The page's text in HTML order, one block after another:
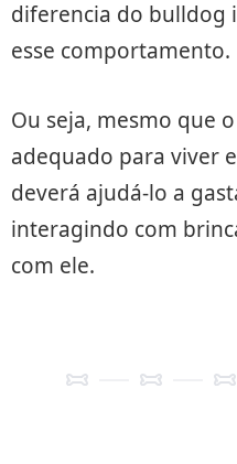
diferencia do bulldog
esse comportamento.
Ou seja, mesmo que
adequado para viver
deverá ajudá-lo a
interagindo com
com ele.